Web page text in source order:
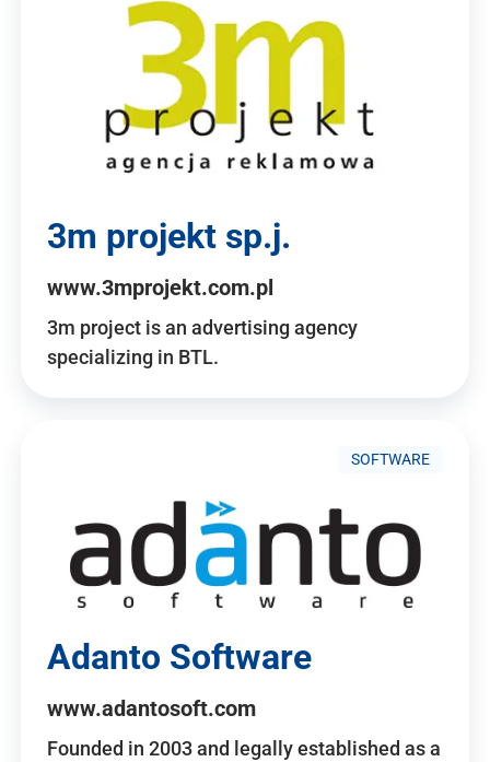
3m projekt sp.j.
www.3mprojekt.com.pl
3m project is an advertising agency
specializing in BTL.
SOFTWARE
Adanto Software
www.adantosoft.com
Founded in 2003 and legally established as a